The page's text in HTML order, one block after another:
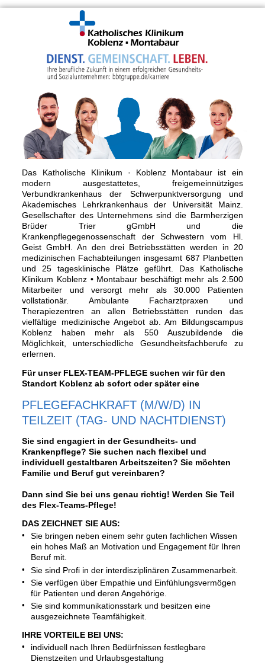
Das Katholische Klinikum · Koblenz Montabaur ist ein
modern ausgestattetes, freigemeinnütziges
Verbundkrankenhaus der Schwerpunktversorgung und
Akademisches Lehrkrankenhaus der Universität Mainz.
Gesellschafter des Unternehmens sind die Barmherzigen
Brüder Trier gGmbH und die
Krankenpflegegenossenschaft der Schwestern vom Hl.
Geist GmbH. An den drei Betriebsstätten werden in 20
medizinischen Fachabteilungen insgesamt 687 Planbetten
und 25 tagesklinische Plätze geführt. Das Katholische
Klinikum Koblenz • Montabaur beschäftigt mehr als 2.500
Mitarbeiter und versorgt mehr als 30.000 Patienten
vollstationär. Ambulante Facharztpraxen und
Therapiezentren an allen Betriebsstätten runden das
vielfältige medizinische Angebot ab. Am Bildungscampus
Koblenz haben mehr als 550 Auszubildende die
Möglichkeit, unterschiedliche Gesundheitsfachberufe zu
erlernen.
Für unser FLEX-TEAM-PFLEGE suchen wir für den
Standort Koblenz ab sofort oder später eine
PFLEGEFACHKRAFT (M/W/D) IN
TEILZEIT (TAG- UND NACHTDIENST)
Sie sind engagiert in der Gesundheits- und
Krankenpflege? Sie suchen nach flexibel und
individuell gestaltbaren Arbeitszeiten? Sie möchten
Familie und Beruf gut vereinbaren?
Dann sind Sie bei uns genau richtig! Werden Sie Teil
des Flex-Teams-Pflege!
DAS ZEICHNET SIE AUS:
Sie bringen neben einem sehr guten fachlichen Wissen
ein hohes Maß an Motivation und Engagement für Ihren
Beruf mit.
Sie sind Profi in der interdisziplinären Zusammenarbeit.
Sie verfügen über Empathie und Einfühlungsvermögen
für Patienten und deren Angehörige.
Sie sind kommunikationsstark und besitzen eine
ausgezeichnete Teamfähigkeit.
IHRE VORTEILE BEI UNS:
individuell nach Ihren Bedürfnissen festlegbare
Dienstzeiten und Urlaubsgestaltung